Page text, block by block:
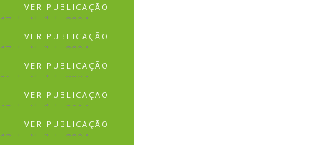
VER PUBLICAÇÃO
17 de Abril de 2024
VER PUBLICAÇÃO
17 de Abril de 2024
VER PUBLICAÇÃO
16 de Abril de 2024
VER PUBLICAÇÃO
15 de Abril de 2024
VER PUBLICAÇÃO
13 de Abril de 2024